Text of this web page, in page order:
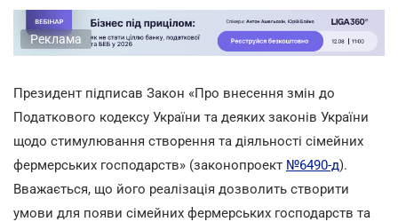
Реклама
Президент підписав Закон «Про внесення змін до
Податкового кодексу України та деяких законів України
щодо стимулювання створення та діяльності сімейних
фермерських господарств» (законопроект №6490-д).
Вважається, що його реалізація дозволить створити
умови для появи сімейних фермерських господарств та